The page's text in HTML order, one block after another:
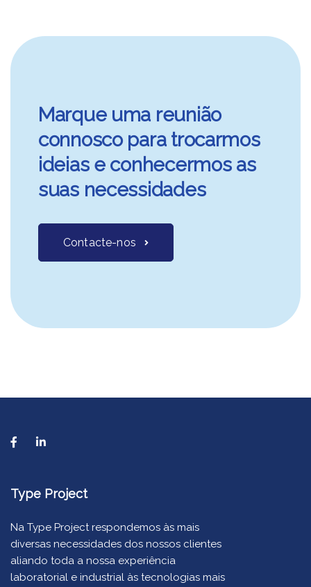
Marque uma reunião
connosco para trocarmos
ideias e conhecermos as
suas necessidades
Contacte-nos
Type Project
Na Type Project respondemos às mais
diversas necessidades dos nossos clientes
aliando toda a nossa experiência
laboratorial e industrial às tecnologias mais